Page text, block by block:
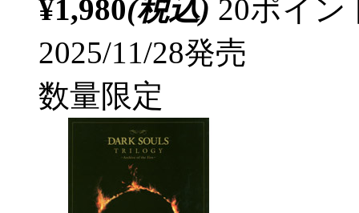
¥1,980(税込) 20ポイ
2025/11/28発売
数量限定